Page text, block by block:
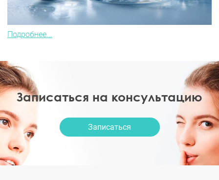
Подробнее...
Записаться на консультацию
Записаться